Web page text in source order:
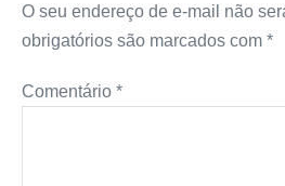
O seu endereço de e-mail não
obrigatórios são marcados com *
Comentário *